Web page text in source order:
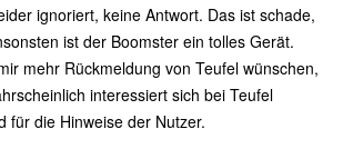
ignoriert, keine Antwort. Das ist schade,
ist der Boomster ein tolles Gerät.
mehr Rückmeldung von Teufel wünschen,
interessiert sich bei Teufel
für die Hinweise der Nutzer.